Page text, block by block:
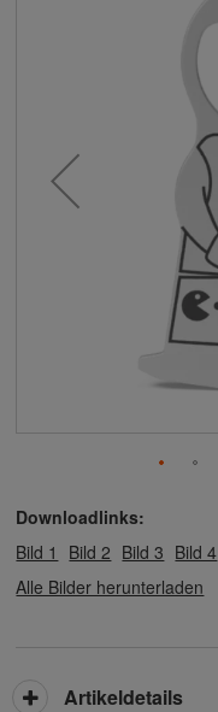
Downloadlinks:
Bild 1
Bild 2 Bild 3 Bild 4
Alle Bilder herunterladen
Artikeldetails